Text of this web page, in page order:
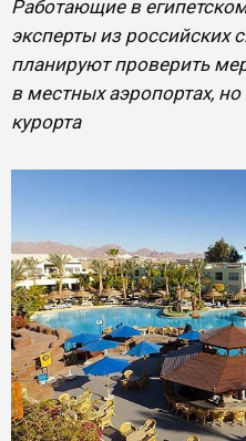
Работающие в
эксперты из российских
планируют проверить
в местных аэропортах,
курорта